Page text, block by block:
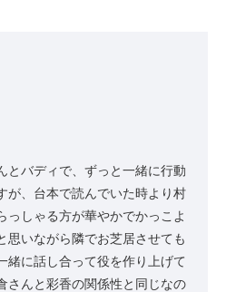
とバディで、ずっと一緒に行動
が、台本で読んでいた時より村
っしゃる方が華やかでかっこよ
思いながら隣でお芝居させても
緒に話し合って役を作り上げて
さんと彩香の関係性と同じなの